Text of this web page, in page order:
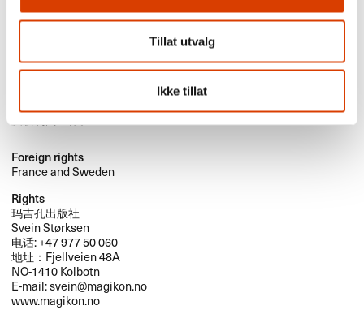
Tillat utvalg
Ikke tillat
​奥伊斯坦•多乐门挪威著名的儿童歌曲歌手、​作曲家及喜剧演员。​他
及权利的工作。​​
Foreign rights
France and Sweden
Rights
玛吉孔出版社
Svein Størksen
电话: +47 977 50 060
地址：Fjellveien 48A
NO-1410 Kolbotn
E-mail: svein@magikon.no
www.magikon.no